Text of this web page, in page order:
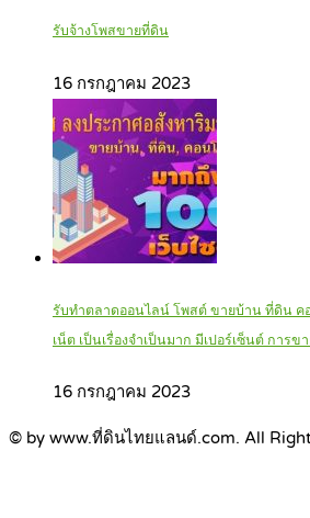
รับจ้างโพสขายที่ดิน
16 กรกฎาคม 2023
รับทำตลาดออนไลน์ โพสต์ ขายบ้าน ที่ดิน ค
เน็ต เป็นเรื่องจำเป็นมาก มีเปอร์เซ็นต์ การข
16 กรกฎาคม 2023
© by www.ที่ดินไทยแลนด์.com. All